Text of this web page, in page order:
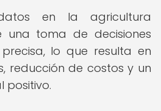
en la agricultura
una toma de decisiones
lo que resulta en
reducción de costos y un
positivo.